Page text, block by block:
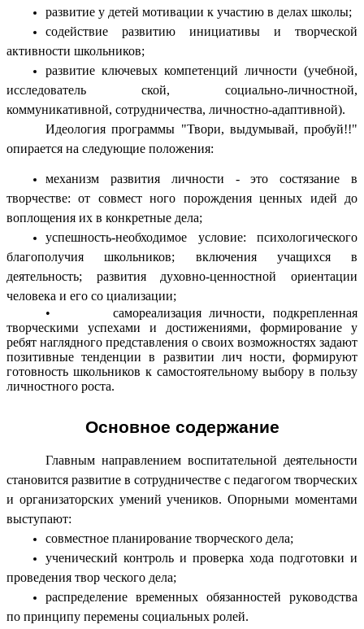
развитие у детей мотивации к участию в делах школы;
содействие развитию инициативы и творческой
активности школьников;
развитие ключевых компетенций личности (учебной,
исследователь ской, социально-личностной,
коммуникативной, сотрудничества, личностно-адаптивной).
Идеология программы "Твори, выдумывай, пробуй!!"
опирается на следующие положения:
механизм развития личности - это состязание в
творчестве: от совмест ного порождения ценных идей до
воплощения их в конкретные дела;
успешность-необходимое условие: психологического
благополучия школьников; включения учащихся в
деятельность; развития духовно-ценностной ориентации
человека и его со циализации;
• самореализация личности, подкрепленная
творческими успехами и достижениями, формирование у
ребят наглядного представления о своих возможностях задают
позитивные тенденции в развитии лич ности, формируют
готовность школьников к самостоятельному выбору в пользу
личностного роста.
Основное содержание
Главным направлением воспитательной деятельности
становится развитие в сотрудничестве с педагогом творческих
и организаторских умений учеников. Опорными моментами
выступают:
совместное планирование творческого дела;
ученический контроль и проверка хода подготовки и
проведения твор ческого дела;
распределение временных обязанностей руководства
по принципу перемены социальных ролей.